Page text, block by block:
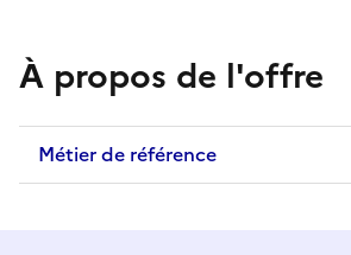
À propos de l'offre
Métier de référence